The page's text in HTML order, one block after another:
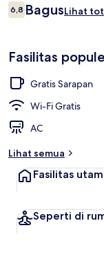
Ulasan
6,86,8 dari 10
BagusLihat
Fasilitas
Gratis Sarapan
Wi-Fi Gratis
AC
Lihat semua
Fasilitas
Seperti di